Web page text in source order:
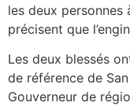
les deux personnes
précisent que
Les deux blessés
de référence de
Gouverneur de